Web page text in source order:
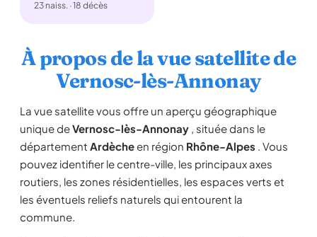
23 naiss. · 18 décès
À propos de la vue satellite de
Vernosc-lès-Annonay
La vue satellite vous offre un aperçu géographique
unique deVernosc-lès-Annonay , située dans le
département Ardècheen région Rhône-Alpes . Vous
pouvez identifier le centre-ville, les principaux axes
routiers, les zones résidentielles, les espaces verts et
les éventuels reliefs naturels qui entourent la
commune.